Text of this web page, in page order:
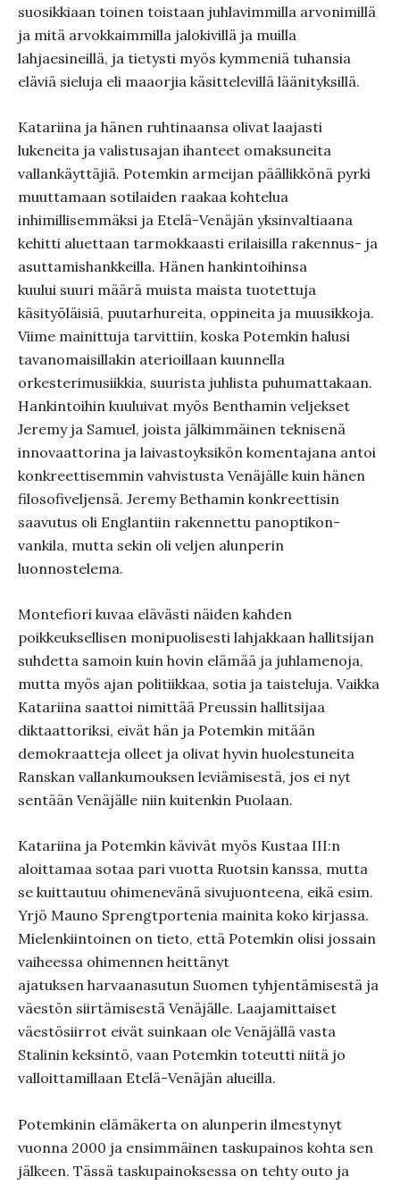
suosikkiaan toinen toistaan juhlavimmilla arvonimillä
ja mitä arvokkaimmilla jalokivillä ja muilla
lahjaesineillä, ja tietysti myös kymmeniä tuhansia
eläviä sieluja eli maaorjia käsittelevillä läänityksillä.
Katariina ja hänen ruhtinaansa olivat laajasti
lukeneita ja valistusajan ihanteet omaksuneita
vallankäyttäjiä. Potemkin armeijan päällikkönä pyrki
muuttamaan sotilaiden raakaa kohtelua
inhimillisemmäksi ja Etelä-Venäjän yksinvaltiaana
kehitti aluettaan tarmokkaasti erilaisilla rakennus- ja
asuttamishankkeilla. Hänen hankintoihinsa
kuului suuri määrä muista maista tuotettuja
käsityöläisiä, puutarhureita, oppineita ja muusikkoja.
Viime mainittuja tarvittiin, koska Potemkin halusi
tavanomaisillakin aterioillaan kuunnella
orkesterimusiikkia, suurista juhlista puhumattakaan.
Hankintoihin kuuluivat myös Benthamin veljekset
Jeremy ja Samuel, joista jälkimmäinen teknisenä
innovaattorina ja laivastoyksikön komentajana antoi
konkreettisemmin vahvistusta Venäjälle kuin hänen
filosofiveljensä. Jeremy Bethamin konkreettisin
saavutus oli Englantiin rakennettu panoptikon-
vankila, mutta sekin oli veljen alunperin
luonnostelema.
Montefiori kuvaa elävästi näiden kahden
poikkeuksellisen monipuolisesti lahjakkaan hallitsijan
suhdetta samoin kuin hovin elämää ja juhlamenoja,
mutta myös ajan politiikkaa, sotia ja taisteluja. Vaikka
Katariina saattoi nimittää Preussin hallitsijaa
diktaattoriksi, eivät hän ja Potemkin mitään
demokraatteja olleet ja olivat hyvin huolestuneita
Ranskan vallankumouksen leviämisestä, jos ei nyt
sentään Venäjälle niin kuitenkin Puolaan.
Katariina ja Potemkin kävivät myös Kustaa III:n
aloittamaa sotaa pari vuotta Ruotsin kanssa, mutta
se kuittautuu ohimenevänä sivujuonteena, eikä esim.
Yrjö Mauno Sprengtportenia mainita koko kirjassa.
Mielenkiintoinen on tieto, että Potemkin olisi jossain
vaiheessa ohimennen heittänyt
ajatuksen harvaanasutun Suomen tyhjentämisestä ja
väestön siirtämisestä Venäjälle. Laajamittaiset
väestösiirrot eivät suinkaan ole Venäjällä vasta
Stalinin keksintö, vaan Potemkin toteutti niitä jo
valloittamillaan Etelä-Venäjän alueilla.
Potemkinin elämäkerta on alunperin ilmestynyt
vuonna 2000 ja ensimmäinen taskupainos kohta sen
jälkeen. Tässä taskupainoksessa on tehty outo ja